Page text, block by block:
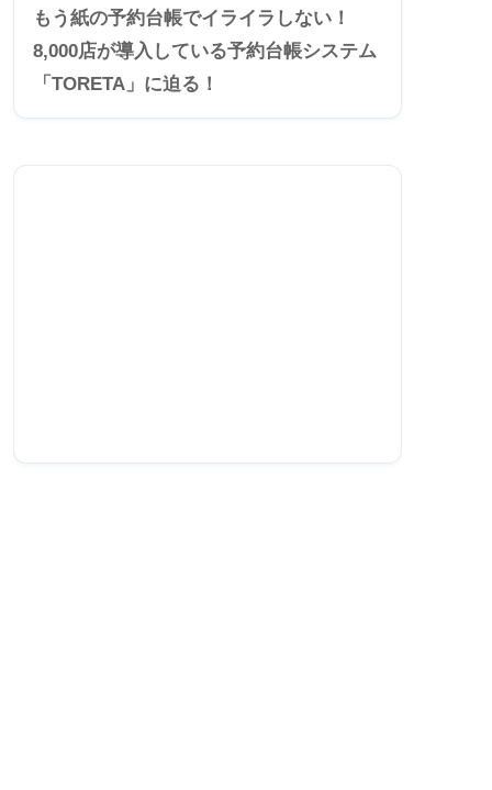
もう紙の予約台帳でイライラしない！
8,000店が導入している予約台帳システム
「TORETA」に迫る！